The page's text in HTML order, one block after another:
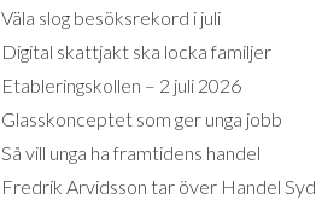
Väla slog besöksrekord i juli
Digital skattjakt ska locka familjer
Etableringskollen – 2 juli 2026
Glasskonceptet som ger unga jobb
Så vill unga ha framtidens handel
Fredrik Arvidsson tar över Handel Syd